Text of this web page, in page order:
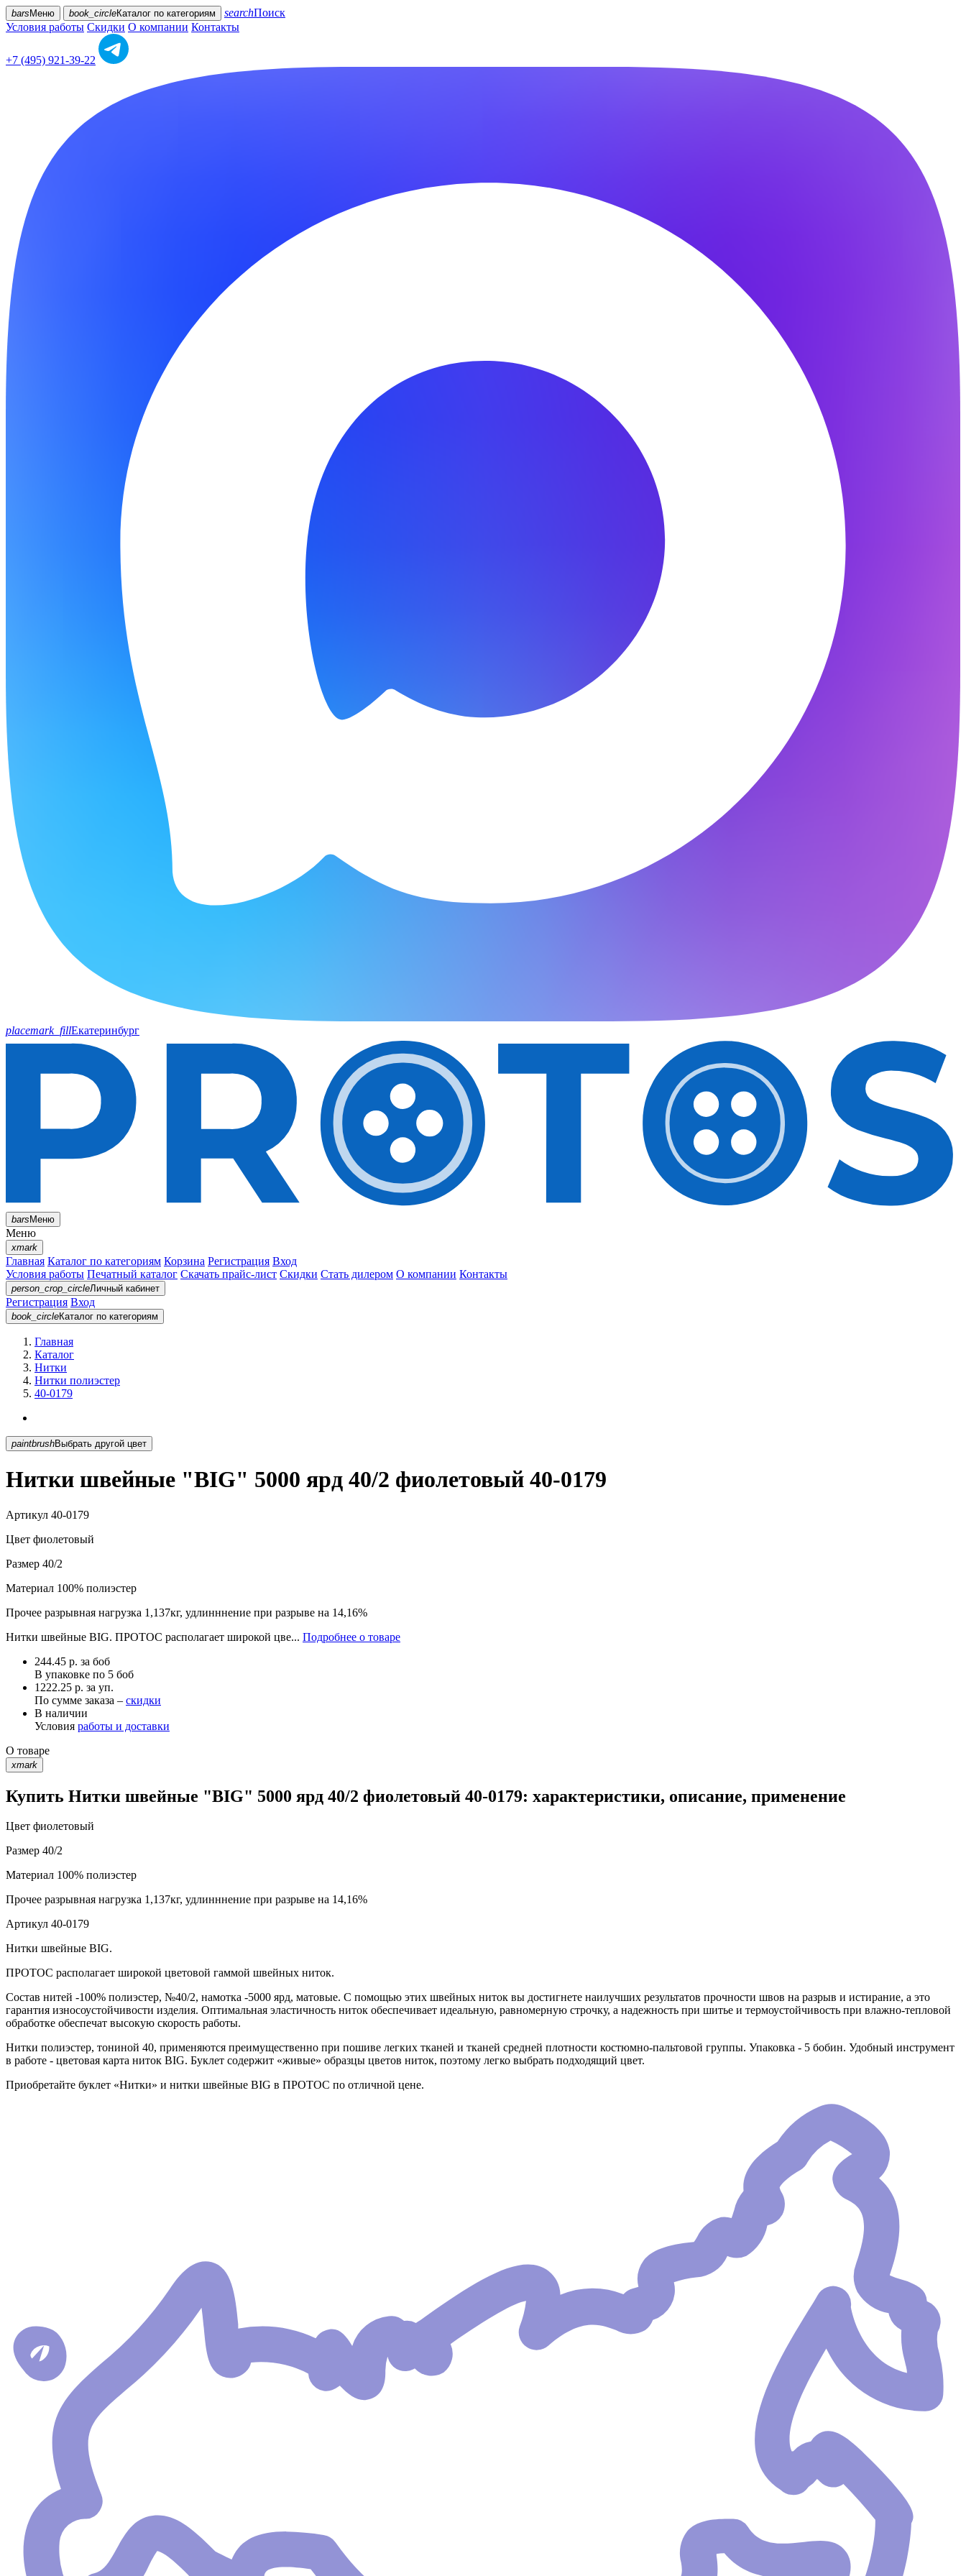
bars Меню book_circleКаталог по категориям searchПоиск
Условия работы Скидки О компании Контакты
+7 (495) 921-39-22
placemark_fillЕкатеринбург
barsМеню
Меню
xmark
Главная Каталог по категориям Корзина Регистрация Вход
Условия работы Печатный каталог Скачать прайс-лист Скидки Стать дилером О компании Контакты
person_crop_circleЛичный кабинет
Регистрация Вход
book_circleКаталог по категориям
Главная
Каталог
Нитки
Нитки полиэстер
40-0179
paintbrush Выбрать другой цвет
Нитки швейные "BIG" 5000 ярд 40/2 фиолетовый 40-0179
Артикул 40-0179
Цвет фиолетовый
Размер 40/2
Материал 100% полиэстер
Прочее разрывная нагрузка 1,137кг, удлинннение при разрыве на 14,16%
Нитки швейные BIG. ПРОТОС располагает широкой цве... Подробнее о товаре
244.45 р. за боб
В упаковке по 5 боб
1222.25 р. за уп.
По сумме заказа – скидки
В наличии
Условия работы и доставки
О товаре
xmark
Купить Нитки швейные "BIG" 5000 ярд 40/2 фиолетовый 40-0179: характеристики, описание, применение
Цвет фиолетовый
Размер 40/2
Материал 100% полиэстер
Прочее разрывная нагрузка 1,137кг, удлинннение при разрыве на 14,16%
Артикул 40-0179
Нитки швейные BIG.
ПРОТОС располагает широкой цветовой гаммой швейных ниток.
Состав нитей -100% полиэстер, №40/2, намотка -5000 ярд, матовые. С помощью этих швейных ниток вы достигнете наилучших результатов прочности швов на разрыв и истирание, а это
гарантия износоустойчивости изделия. Оптимальная эластичность ниток обеспечивает идеальную, равномерную строчку, а надежность при шитье и термоустойчивость при влажно-тепловой
обработке обеспечат высокую скорость работы.
Нитки полиэстер, тониной 40, применяются преимущественно при пошиве легких тканей и тканей средней плотности костюмно-пальтовой группы. Упаковка - 5 бобин. Удобный инструмент
в работе - цветовая карта ниток BIG. Буклет содержит «живые» образцы цветов ниток, поэтому легко выбрать подходящий цвет.
Приобретайте буклет «Нитки» и нитки швейные BIG в ПРОТОС по отличной цене.